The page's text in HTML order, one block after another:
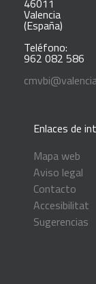
46011
Valencia
(España)
Teléfono:
962 082 586
Enlaces de
Mapa web
Aviso legal
Contacto
Accesibilitat
Sugerencias